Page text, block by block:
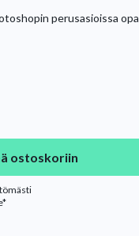
perusasioissa
ostoskoriin